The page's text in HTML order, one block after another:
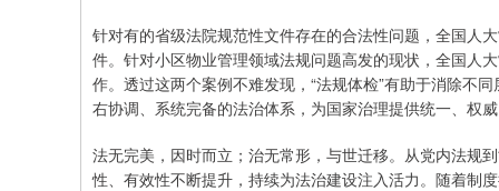
针对有的省级法院规范性文件存在的合法性问题，全国人
件。针对小区物业管理领域法规问题高发的现状，全国人
作。透过这两个案例不难发现，“法规体检”有助于消除不
右协调、系统完备的法治体系，为国家治理提供统一、权威
法无完美，因时而立；治无常形，与世迁移。从党内法规
性、有效性不断提升，持续为法治建设注入活力。随着制